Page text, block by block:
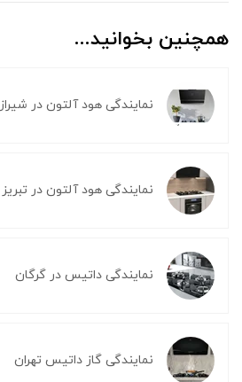
همچنین بخوانید...
نمایندگی هود آلتون در شیراز
نمایندگی هود آلتون در تبریز
نمایندگی داتیس در گرگان
نمایندگی گاز داتیس تهران